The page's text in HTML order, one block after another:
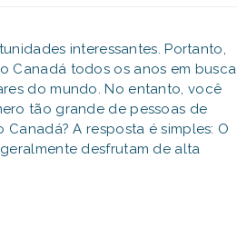
interessantes. Portanto,
Canadá todos os anos em busca
do mundo. No entanto, você
tão grande de pessoas de
A resposta é simples: O
desfrutam de alta